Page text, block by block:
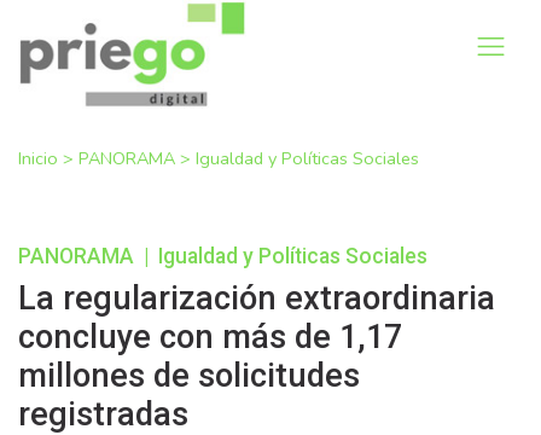
Inicio > PANORAMA > Igualdad y Políticas Sociales
PANORAMA Igualdad y Políticas Sociales
La regularización extraordinaria
concluye con más de 1,17
millones de solicitudes
registradas